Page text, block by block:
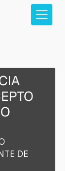
DE